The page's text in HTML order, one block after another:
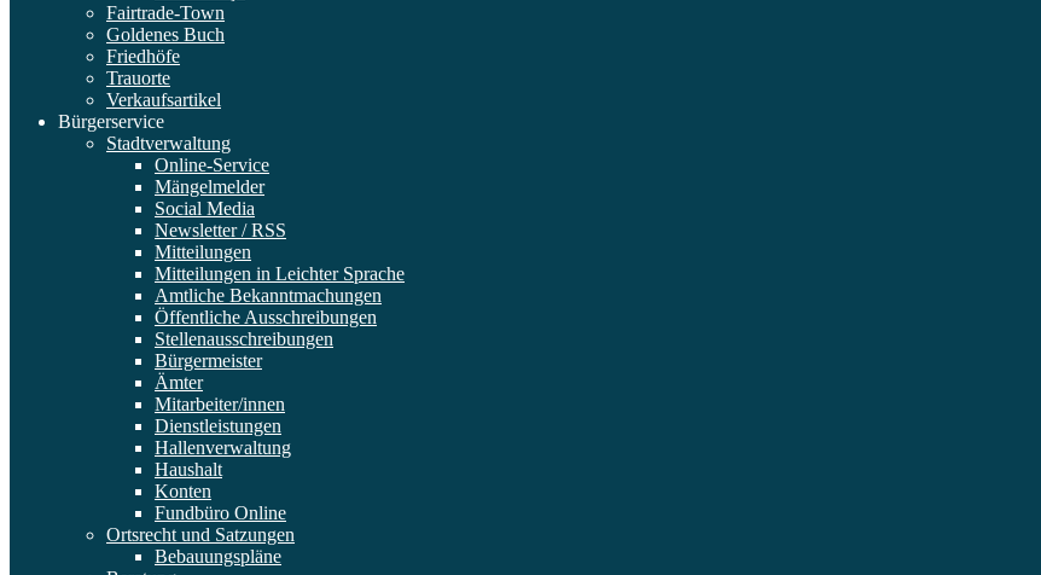
Fairtrade-Town
Goldenes Buch
Friedhöfe
Trauorte
Verkaufsartikel
Bürgerservice
Stadtverwaltung
Online-Service
Mängelmelder
Social Media
Newsletter / RSS
Mitteilungen
Mitteilungen in Leichter Sprache
Amtliche Bekanntmachungen
Öffentliche Ausschreibungen
Stellenausschreibungen
Bürgermeister
Ämter
Mitarbeiter/innen
Dienstleistungen
Hallenverwaltung
Haushalt
Konten
Fundbüro Online
Ortsrecht und Satzungen
Bebauungspläne